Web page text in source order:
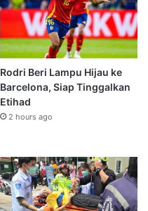
Rodri Beri Lampu Hijau ke
Barcelona, Siap Tinggalkan
Etihad
2 hours ago